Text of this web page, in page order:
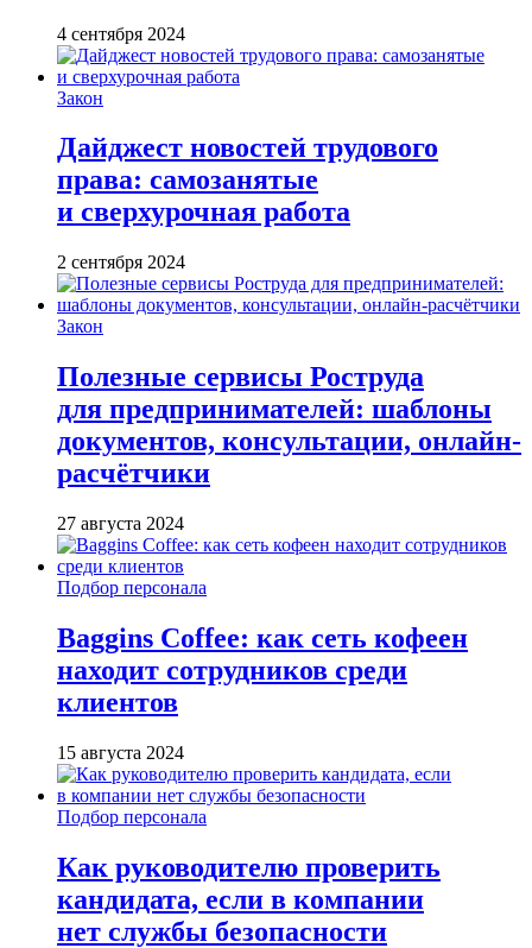
4 сентября 2024
Закон
Дайджест новостей трудового
права: самозанятые
и сверхурочная работа
2 сентября 2024
Закон
Полезные сервисы Роструда
для предпринимателей: шаблоны
документов, консультации, онлайн-
расчётчики
27 августа 2024
Подбор персонала
Baggins Coffee: как сеть кофеен
находит сотрудников среди
клиентов
15 августа 2024
Подбор персонала
Как руководителю проверить
кандидата, если в компании
нет службы безопасности